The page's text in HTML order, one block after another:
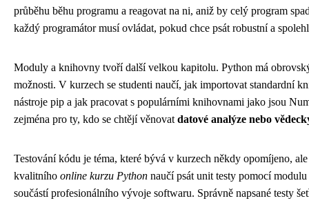
průběhu běhu programu a reagovat na ni, aniž by celý program
každý programátor musí ovládat, pokud chce psát robustní a
Moduly a knihovny tvoří další velkou kapitolu. Python má
možnosti. V kurzech se studenti naučí, jak importovat standardní
nástroje pip a jak pracovat s populárními knihovnami jako jsou
zejména pro ty, kdo se chtějí věnovat datové analýze nebo
Testování kódu je téma, které bývá v kurzech někdy opomíjeno,
kvalitního online kurzu Python naučí psát unit testy pomocí
součástí profesionálního vývoje softwaru. Správně napsané testy